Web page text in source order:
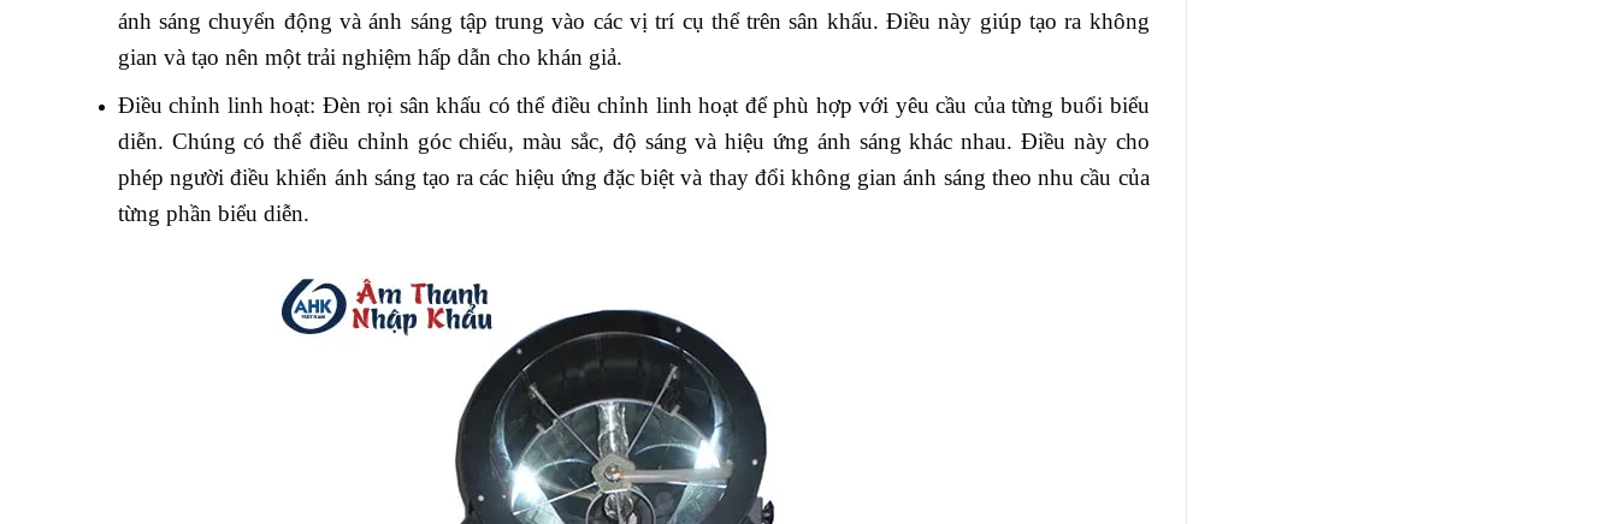
ánh sáng chuyển động và ánh sáng tập trung vào các vị trí cụ thể trên sân khấu. Điều này giúp tạo ra không
gian và tạo nên một trải nghiệm hấp dẫn cho khán giả.
Điều chỉnh linh hoạt: Đèn rọi sân khấu có thể điều chỉnh linh hoạt để phù hợp với yêu cầu của từng buổi biểu
diễn. Chúng có thể điều chỉnh góc chiếu, màu sắc, độ sáng và hiệu ứng ánh sáng khác nhau. Điều này cho
phép người điều khiển ánh sáng tạo ra các hiệu ứng đặc biệt và thay đổi không gian ánh sáng theo nhu cầu của
từng phần biểu diễn.